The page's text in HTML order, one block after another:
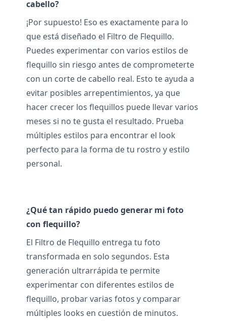
cabello?
¡Por supuesto! Eso es exactamente para lo
que está diseñado el Filtro de Flequillo.
Puedes experimentar con varios estilos de
flequillo sin riesgo antes de comprometerte
con un corte de cabello real. Esto te ayuda a
evitar posibles arrepentimientos, ya que
hacer crecer los flequillos puede llevar varios
meses si no te gusta el resultado. Prueba
múltiples estilos para encontrar el look
perfecto para la forma de tu rostro y estilo
personal.
¿Qué tan rápido puedo generar mi foto
con flequillo?
El Filtro de Flequillo entrega tu foto
transformada en solo segundos. Esta
generación ultrarrápida te permite
experimentar con diferentes estilos de
flequillo, probar varias fotos y comparar
múltiples looks en cuestión de minutos.